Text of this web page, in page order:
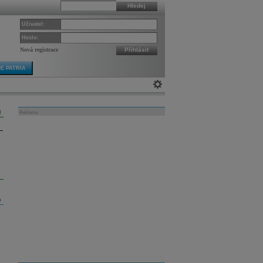
Hledej
Uživatel:
Heslo:
Nová registrace Přihlásit
PATRIA
Reklama